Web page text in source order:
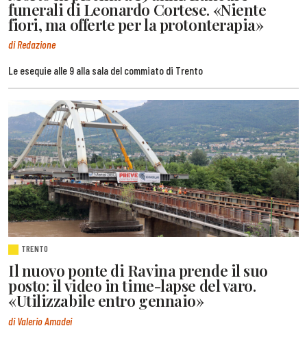
funerali di Leonardo Cortese. «Niente
fiori, ma offerte per la protonterapia»
di Redazione
Le esequie alle 9 alla sala del commiato di Trento
TRENTO
Il nuovo ponte di Ravina prende il suo
posto: il video in time-lapse del varo.
«Utilizzabile entro gennaio»
di Valerio Amadei